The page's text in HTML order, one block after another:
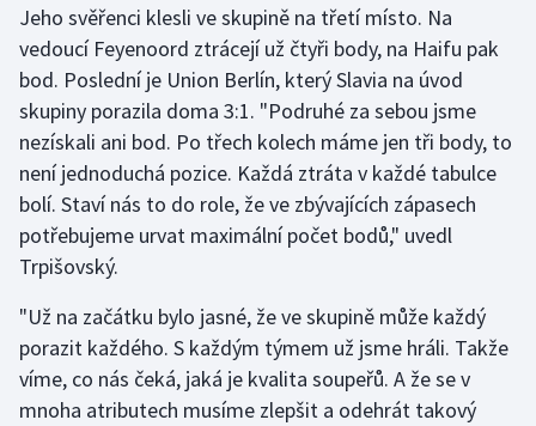
Ragby
Rychlobruslení
Rychlostní kanoistika
Short track
Sportovní střelba
Stolní tenis
Triatlon
Jeho svěřenci klesli ve skupině na třetí místo. Na
vedoucí Feyenoord ztrácejí už čtyři body, na Haifu pak
bod. Poslední je Union Berlín, který Slavia na úvod
skupiny porazila doma 3:1. "Podruhé za sebou jsme
nezískali ani bod. Po třech kolech máme jen tři body, to
není jednoduchá pozice. Každá ztráta v každé tabulce
bolí. Staví nás to do role, že ve zbývajících zápasech
potřebujeme urvat maximální počet bodů," uvedl
Trpišovský.
"Už na začátku bylo jasné, že ve skupině může každý
porazit každého. S každým týmem už jsme hráli. Takže
víme, co nás čeká, jaká je kvalita soupeřů. A že se v
mnoha atributech musíme zlepšit a odehrát takový